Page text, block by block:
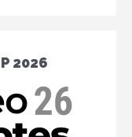
2026